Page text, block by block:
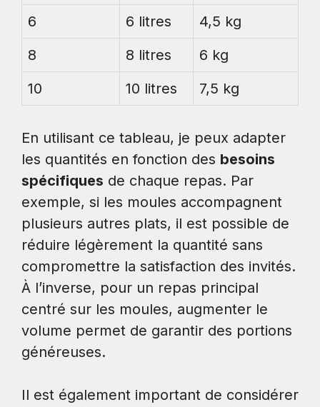
6
6 litres
4,5 kg
8
8 litres
6 kg
10
10 litres 7,5 kg
En utilisant ce tableau, je peux adapter
les quantités en fonction des besoins
spécifiques de chaque repas. Par
exemple, si les moules accompagnent
plusieurs autres plats, il est possible de
réduire légèrement la quantité sans
compromettre la satisfaction des invités.
À l’inverse, pour un repas principal
centré sur les moules, augmenter le
volume permet de garantir des portions
généreuses.
Il est également important de considérer